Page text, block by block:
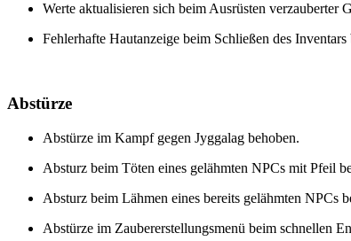
Werte aktualisieren sich beim Ausrüsten verzauberter
Fehlerhafte Hautanzeige beim Schließen des Inventars
Abstürze
Abstürze im Kampf gegen Jyggalag behoben.
Absturz beim Töten eines gelähmten NPCs mit Pfeil
Absturz beim Lähmen eines bereits gelähmten NPCs
Abstürze im Zaubererstellungsmenü beim schnellen